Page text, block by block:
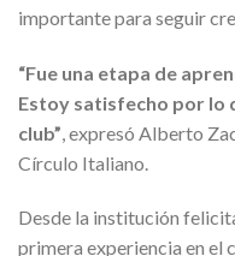
importante para seguir
“Fue una etapa de
Estoy satisfecho por lo
club” , expresó Alberto
Círculo Italiano.
Desde la institución
primera experiencia en el